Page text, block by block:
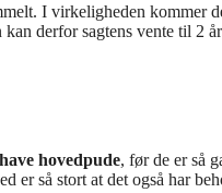
I virkeligheden kommer
derfor sagtens vente til 2
hovedpude, før de er så
er så stort at det også har